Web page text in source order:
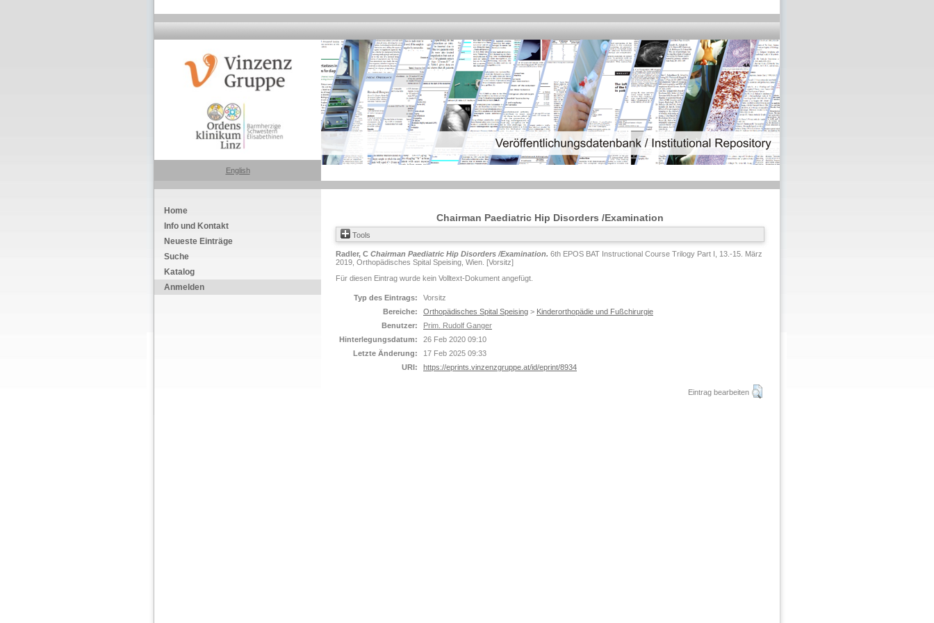
English
Home
Info und Kontakt
Neueste Einträge
Suche
Katalog
Anmelden
Chairman Paediatric Hip Disorders /Examination
Tools
Radler, C Chairman Paediatric Hip Disorders /Examination. 6th EPOS BAT Instructional Course Trilogy Part I, 13.-15. März
2019, Orthopädisches Spital Speising, Wien. [Vorsitz]
Für diesen Eintrag wurde kein Volltext-Dokument angefügt.
Typ des Eintrags:
Vorsitz
Bereiche:
Orthopädisches Spital Speising > Kinderorthopädie und Fußchirurgie
Benutzer:
Prim. Rudolf Ganger
Hinterlegungsdatum:
26 Feb 2020 09:10
Letzte Änderung:
17 Feb 2025 09:33
URI:
https://eprints.vinzenzgruppe.at/id/eprint/8934
Eintrag bearbeiten